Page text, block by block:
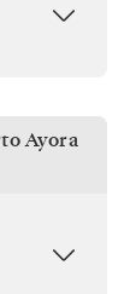
Ayora